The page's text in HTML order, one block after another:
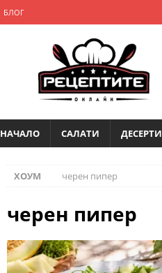
БЛОГ
НАЧАЛО САЛАТИ ДЕСЕРТИ
ХОУМ черен пипер
черен пипер